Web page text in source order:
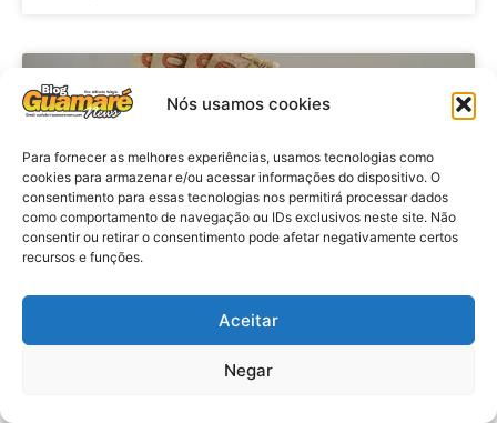
Nós usamos cookies
Para fornecer as melhores experiências, usamos tecnologias como
cookies para armazenar e/ou acessar informações do dispositivo. O
consentimento para essas tecnologias nos permitirá processar dados
como comportamento de navegação ou IDs exclusivos neste site. Não
consentir ou retirar o consentimento pode afetar negativamente certos
recursos e funções.
Aceitar
Negar
Economia: Beneficiários com NIS
de final 7 recebem Bolsa Família